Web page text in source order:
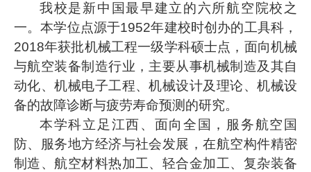
我校是新中国最早建立的六所航空院校之
一。本学位点源于1952年建校时创办的工具科 ，
2018年获批机械工程一级学科硕士点，面向机械
与航空装备制造行业，主要从事机械制造及其自
动化、机械电子工程、机械设计及理论、机械设
备的故障诊断与疲劳寿命预测的研究。
本学科立足江西、面向全国，服务航空国
防、服务地方经济与社会发展，在航空构件精密
制造、航空材料热加工、轻合金加工、复杂装备